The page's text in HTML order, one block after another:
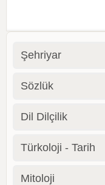
Şehriyar
Sözlük
Dil Dilçilik
Türkoloji - Tarih
Mitoloji